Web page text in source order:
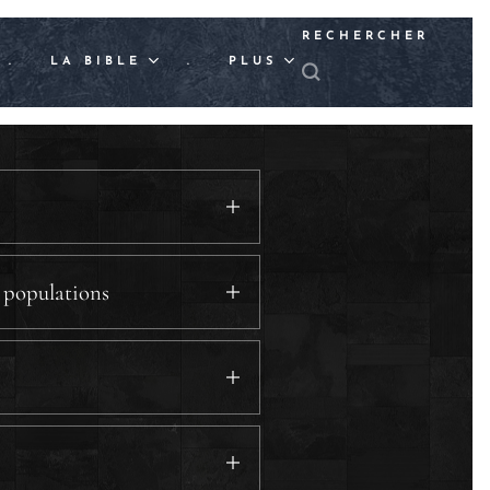
. LA BIBLE . PLUS
RECHERCHER
populations
du tabernacle.